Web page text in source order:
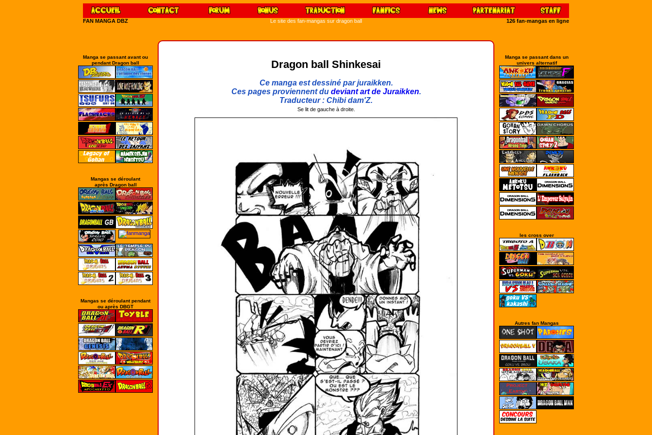
FAN MANGA DBZ Le site des fan-mangas sur dragon ball 126 fan-mangas en ligne
Manga se passant dans un
univers alternatif
les cross over
Autres fan Mangas
Manga se passant avant ou
pendant Dragon ball
Mangas se déroulant
après Dragon ball
Mangas se déroulant pendant
ou après DBGT
Dragon ball Shinkesai
Ce manga est dessiné par juraikken.
Ces pages proviennent du deviant art de Juraikken.
Traducteur : Chibi dam'Z.
Se lit de gauche à droite.